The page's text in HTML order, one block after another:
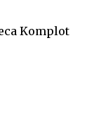
Komplot